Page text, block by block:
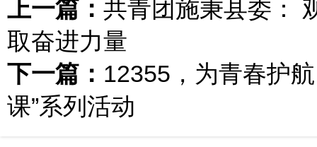
上一篇： 共青团施秉县委：
取奋进力量
下一篇： 12355，为青春护
课”系列活动